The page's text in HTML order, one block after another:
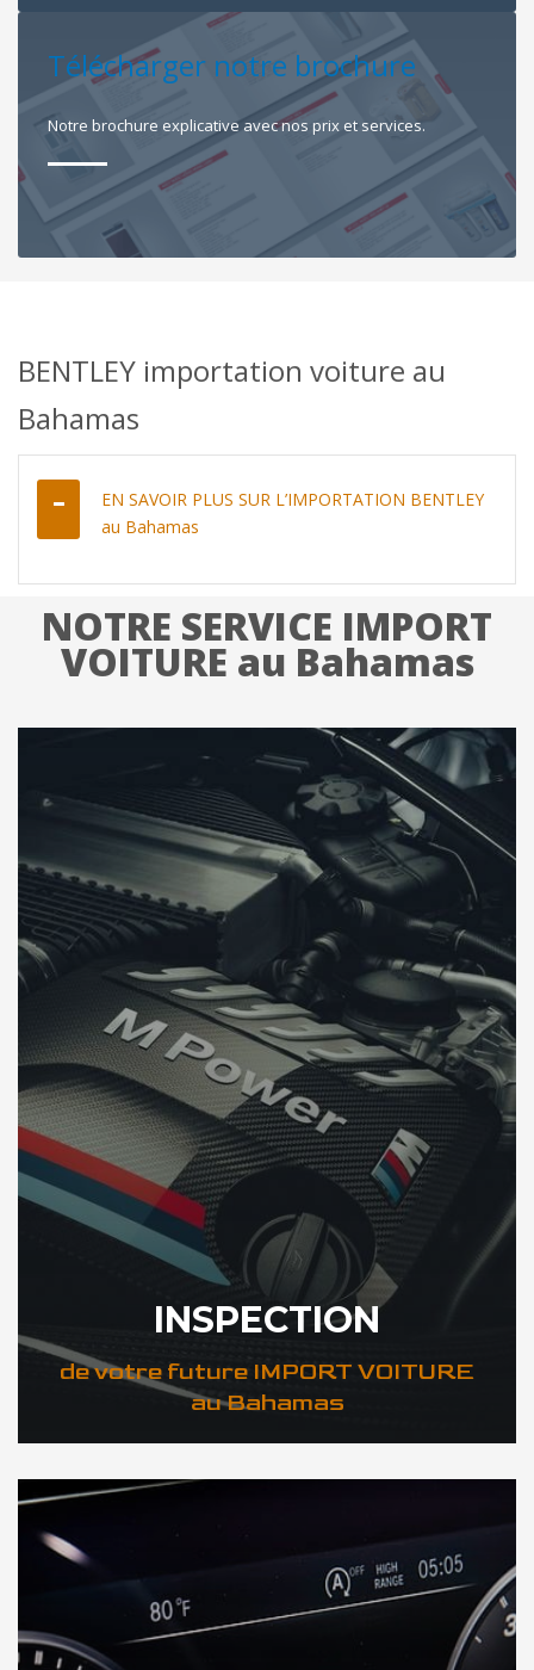
Télécharger notre brochure
Notre brochure explicative avec nos prix et services.
BENTLEY importation voiture au
Bahamas
EN SAVOIR PLUS SUR L’IMPORTATION BENTLEY
au Bahamas
NOTRE SERVICE IMPORT
VOITURE au Bahamas
INSPECTION
de votre future IMPORT VOITURE
au Bahamas
DÉCOUVREZ VOTRE INSPECTION AUTO au Bahamas